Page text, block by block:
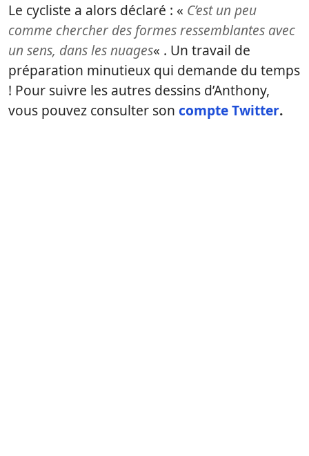
Le cycliste a alors déclaré : « C’est un peu
comme chercher des formes ressemblantes avec
un sens, dans les nuages« . Un travail de
préparation minutieux qui demande du temps
! Pour suivre les autres dessins d’Anthony,
vous pouvez consulter son compteTwitter.